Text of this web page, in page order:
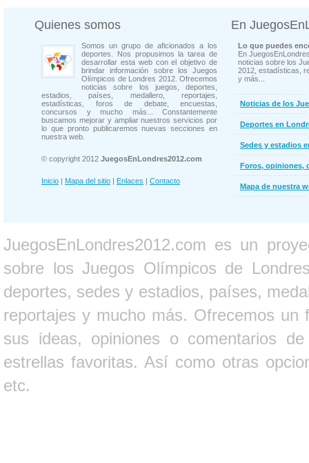
Quienes somos
Somos un grupo de aficionados a los
deportes. Nos propusimos la tarea de
desarrollar esta web con el objetivo de
brindar información sobre los Juegos
Olímpicos de Londres 2012. Ofrecemos
noticias sobre los juegos, deportes,
estadios, países, medallero, reportajes,
estadísticas, foros de debate, encuestas,
concursos y mucho más... Constantemente
buscamos mejorar y ampliar nuestros servicios por
lo que pronto publicaremos nuevas secciones en
nuestra web.
© copyright 2012 JuegosEnLondres2012.com
Inicio | Mapa del sitio | Enlaces | Contacto
En
Lo que puedes
En
noticias sobre los
2012, estadísticas,
y más...
Noticias de los
Deportes en
Sedes y estadios
Foros, opiniones,
Mapa de nuestra
JuegosEnLondres2012.com es un
sobre los Juegos Olímpicos de
deportes, sedes y estadios, países,
reportajes y mucho más. Ofrecemos un
sus ideas, opiniones o comentarios
estrellas favoritas. Así como otras
etc.